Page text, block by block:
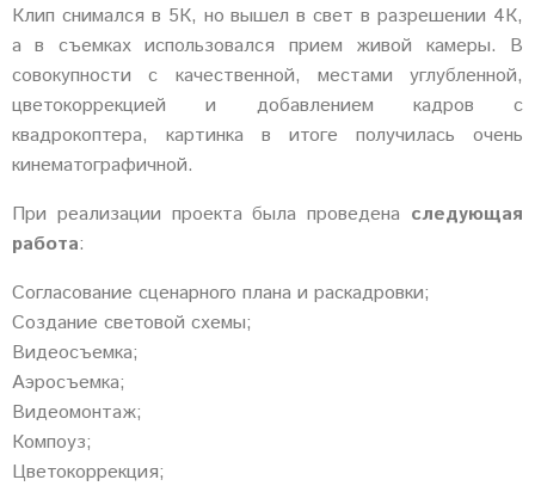
Клип снимался в 5К, но вышел в свет в разрешении 4К,
а в съемках использовался прием живой камеры. В
совокупности с качественной, местами углубленной,
цветокоррекцией и добавлением кадров с
квадрокоптера, картинка в итоге получилась очень
кинематографичной.
При реализации проекта была проведена следующая
работа:
Согласование сценарного плана и раскадровки;
Создание световой схемы;
Видеосъемка;
Аэросъемка;
Видеомонтаж;
Компоуз;
Цветокоррекция;